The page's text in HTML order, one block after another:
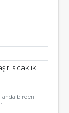
sıcaklık
anda birden